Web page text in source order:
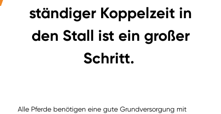
ständiger Koppelzeit in
den Stall ist ein großer
Schritt.
Alle Pferde benötigen eine gute Grundversorgung mit